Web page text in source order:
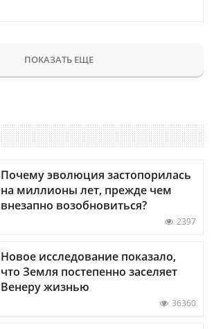
ПОКАЗАТЬ ЕЩЕ
Почему эволюция застопорилась
на миллионы лет, прежде чем
внезапно возобновиться?
2397
Новое исследование показало,
что Земля постепенно заселяет
Венеру жизнью
36360